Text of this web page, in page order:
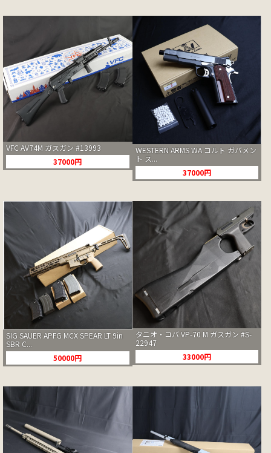
VFC AV74M ガスガン #13993
37000円
WESTERN ARMS WA コルト ガバメン
ト ス...
37000円
SIG SAUER APFG MCX SPEAR LT 9in
SBR C...
50000円
タニオ・コバ VP-70 M ガスガン #S-
22947
33000円